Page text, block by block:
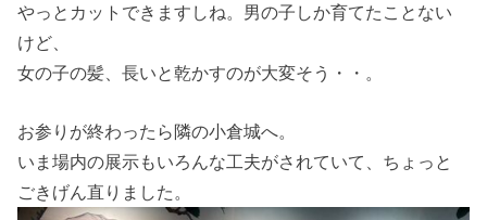
やっとカットできますしね。男の子しか育てたことない
けど、
女の子の髪、長いと乾かすのが大変そう・・。
お参りが終わったら隣の小倉城へ。
いま場内の展示もいろんな工夫がされていて、ちょっと
ごきげん直りました。